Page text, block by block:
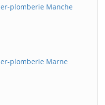
plomberie Manche
plomberie Marne